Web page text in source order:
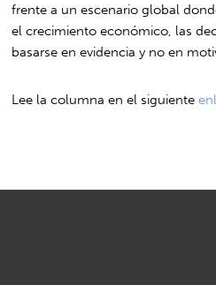
frente a un escenario global
el crecimiento económico, las
basarse en evidencia y no en
Lee la columna en el siguiente